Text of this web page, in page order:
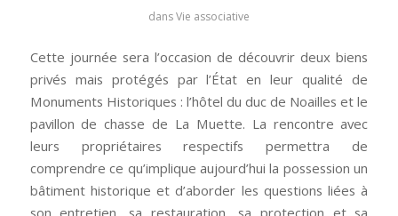
dansVie associative
Cette journée sera l’occasion de découvrir deux biens
privés mais protégés par l’État en leur qualité de
Monuments Historiques : l’hôtel du duc de Noailles et le
pavillon de chasse de La Muette. La rencontre avec
leurs propriétaires respectifs permettra de
comprendre ce qu’implique aujourd’hui la possession un
bâtiment historique et d’aborder les questions liées à
son entretien, sa restauration, sa protection et sa